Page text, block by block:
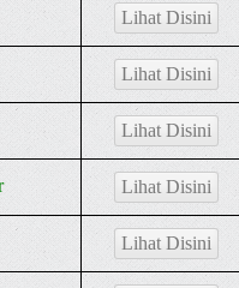
Lihat Disini
Lihat Disini
Lihat Disini
Lihat Disini
Lihat Disini